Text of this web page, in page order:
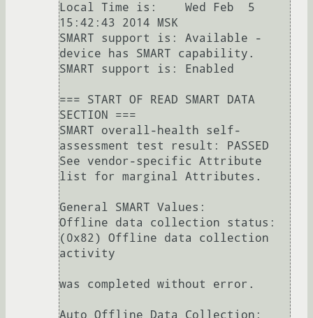
Local Time is:    Wed Feb  5
15:42:43 2014 MSK
SMART support is: Available -
device has SMART capability.
SMART support is: Enabled
=== START OF READ SMART DATA
SECTION ===
SMART overall-health self-
assessment test result: PASSED
See vendor-specific Attribute
list for marginal Attributes.
General SMART Values:
Offline data collection status:
(0x82) Offline data collection
activity
was completed without error.
Auto Offline Data Collection: